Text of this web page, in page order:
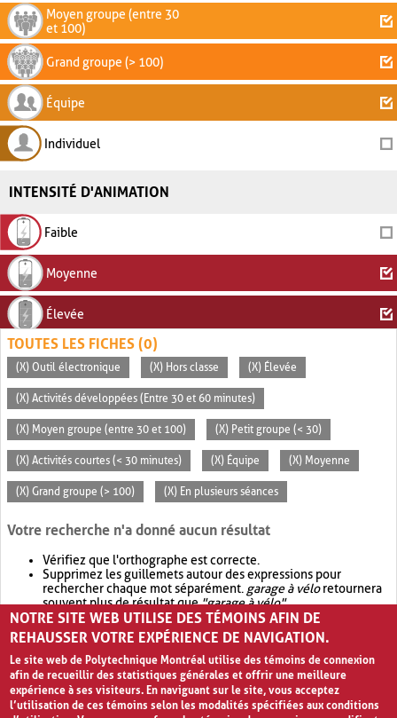
Moyen groupe (entre 30
et 100)
Grand groupe (> 100)
Équipe
Individuel
INTENSITÉ D'ANIMATION
Faible
Moyenne
Élevée
TOUTES LES FICHES (0)
(X) Outil électronique (X) Hors classe (X) Élevée
(X) Activités développées (Entre 30 et 60 minutes)
(X) Moyen groupe (entre 30 et 100) (X) Petit groupe (< 30)
(X) Activités courtes (< 30 minutes) (X) Équipe (X) Moyenne
(X) Grand groupe (> 100) (X) En plusieurs séances
Votre recherche n'a donné aucun résultat
Vérifiez que l'orthographe est correcte.
Supprimez les guillemets autour des expressions pour
rechercher chaque mot séparément. garage à véloretournera
souvent plus de résultat que"garage à vélo".
Envisagez d'élargir votre recherche avec OR.garage OR vélo
retournera souvent plus de résultat quegarage à vélo
NOTRE SITE WEB UTILISE DES TÉMOINS AFIN DE
REHAUSSER VOTRE EXPÉRIENCE DE NAVIGATION.
Le site web de Polytechnique Montréal utilise des témoins de connexion
afin de recueillir des statistiques générales et offrir une meilleure
expérience à ses visiteurs. En naviguant sur le site, vous acceptez
l’utilisation de ces témoins selon les modalités spécifiées aux conditions